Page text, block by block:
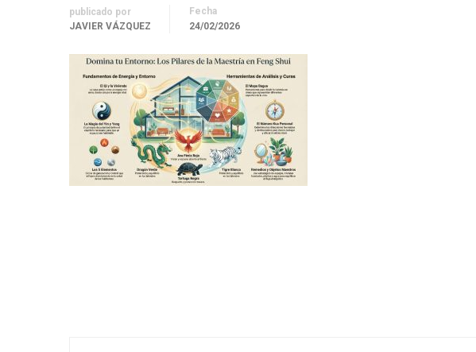
publicado por
JAVIER VÁZQUEZ
Fecha
24/02/2026